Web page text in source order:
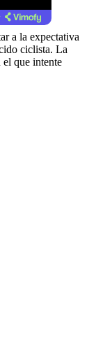
a la expectativa
ciclista. La
que intente